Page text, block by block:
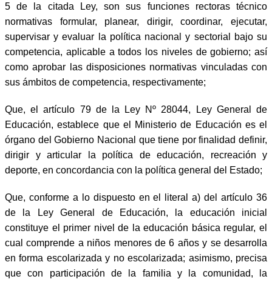
5 de la citada Ley, son sus funciones rectoras técnico
normativas formular, planear, dirigir, coordinar, ejecutar,
supervisar y evaluar la política nacional y sectorial bajo su
competencia, aplicable a todos los niveles de gobierno; así
como aprobar las disposiciones normativas vinculadas con
sus ámbitos de competencia, respectivamente;
Que, el artículo 79 de la Ley Nº 28044, Ley General de
Educación, establece que el Ministerio de Educación es el
órgano del Gobierno Nacional que tiene por finalidad definir,
dirigir y articular la política de educación, recreación y
deporte, en concordancia con la política general del Estado;
Que, conforme a lo dispuesto en el literal a) del artículo 36
de la Ley General de Educación, la educación inicial
constituye el primer nivel de la educación básica regular, el
cual comprende a niños menores de 6 años y se desarrolla
en forma escolarizada y no escolarizada; asimismo, precisa
que con participación de la familia y la comunidad, la